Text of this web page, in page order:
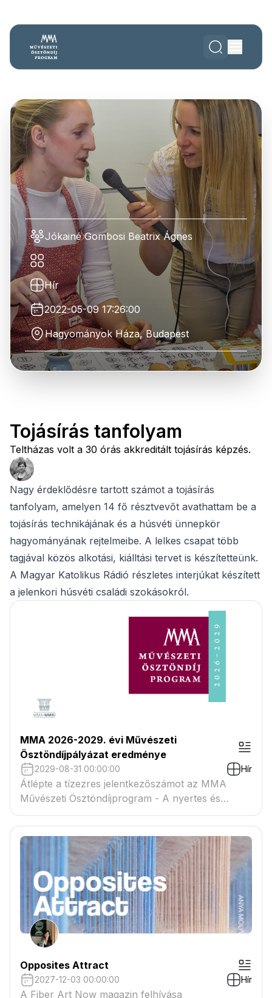
Jókainé Gombosi Beatrix Ágnes
Hír
2022-05-09 17:26:00
Hagyományok Háza, Budapest
Tojásírás tanfolyam
Teltházas volt a 30 órás akkreditált tojásírás képzés.
Nagy érdeklődésre tartott számot a tojásírás
tanfolyam, amelyen 14 fő résztvevőt avathattam be a
tojásírás technikájának és a húsvéti ünnepkör
hagyományának rejtelmeibe. A lelkes csapat több
tagjával közös alkotási, kiálltási tervet is készítetteünk.
A Magyar Katolikus Rádió részletes interjúkat készített
a jelenkori húsvéti családi szokásokról.
MMA 2026-2029. évi Művészeti
Ösztöndíjpályázat eredménye
2029-08-31 00:00:00 Hír
Átlépte a tízezres jelentkezőszámot az MMA
Művészeti Ösztöndíjprogram - A nyertes és
tartaléklistás pályázók névsora megtekinthető a
csatolmányban
Opposites Attract
2027-12-03 00:00:00 Hír
A Fiber Art Now magazin felhívása